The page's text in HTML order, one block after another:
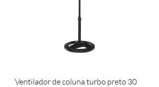
Ventilador de coluna turbo preto 30